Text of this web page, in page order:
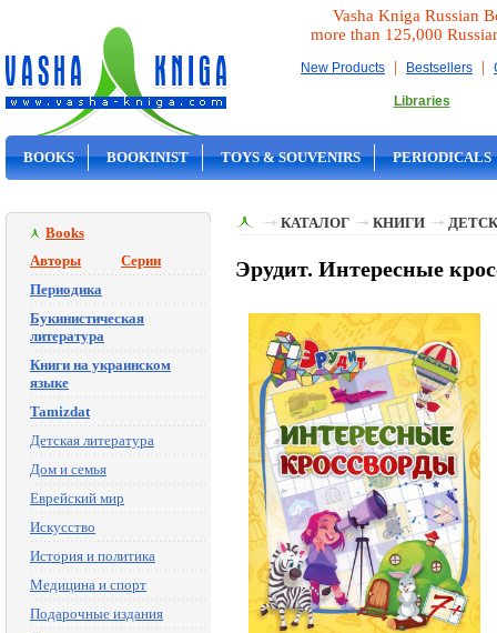
Vasha Kniga Russian
more than 125,000
New Products | Bestsellers |
Libraries
BOOKS BOOKINIST TOYS & SOUVENIRS PERIODICALS
Books
Авторы
Серии
Периодика
Букинистическая
литература
Книги на украинском
языке
Tamizdat
Детская литература
Дом и семья
Еврейский мир
Искусство
История и политика
Медицина и спорт
Подарочные издания
КАТАЛОГ КНИГИ
Эрудит. Интересные